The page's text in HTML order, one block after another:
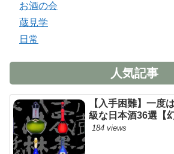
お酒の会
蔵見学
日常
人気記事
【入手困難】一度
級な日本酒36選【幻
184 views